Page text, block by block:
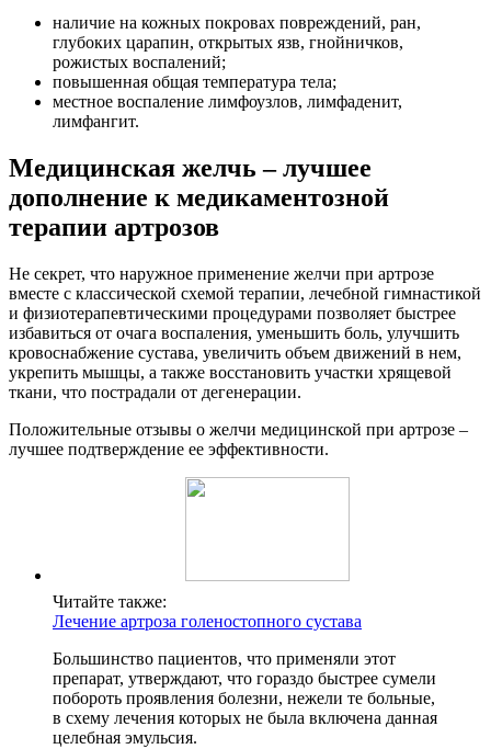
наличие на кожных покровах повреждений, ран,
глубоких царапин, открытых язв, гнойничков,
рожистых воспалений;
повышенная общая температура тела;
местное воспаление лимфоузлов, лимфаденит,
лимфангит.
Медицинская желчь – лучшее
дополнение к медикаментозной
терапии артрозов
Не секрет, что наружное применение желчи при артрозе
вместе с классической схемой терапии, лечебной гимнастикой
и физиотерапевтическими процедурами позволяет быстрее
избавиться от очага воспаления, уменьшить боль, улучшить
кровоснабжение сустава, увеличить объем движений в нем,
укрепить мышцы, а также восстановить участки хрящевой
ткани, что пострадали от дегенерации.
Положительные отзывы о желчи медицинской при артрозе –
лучшее подтверждение ее эффективности.
Читайте также:
Лечение артроза голеностопного сустава
Большинство пациентов, что применяли этот
препарат, утверждают, что гораздо быстрее сумели
побороть проявления болезни, нежели те больные,
в схему лечения которых не была включена данная
целебная эмульсия.